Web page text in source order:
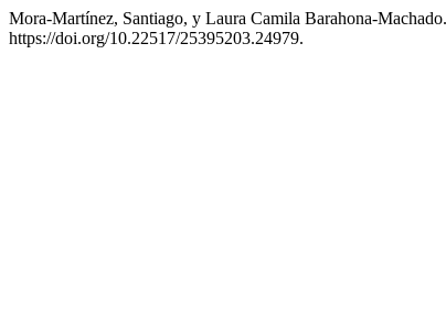
Mora-Martínez, Santiago, y Laura Camila Barahona-
https://doi.org/10.22517/25395203.24979.